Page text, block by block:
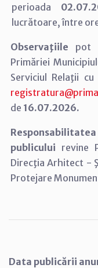
perioada
lucrătoare, între
Observaţiile pot
Primăriei
Serviciul Relaţii
de 16.07.2026.
publicului revine
Direcţia Arhitect -
Protejare
Data publicării